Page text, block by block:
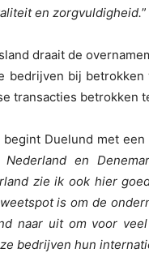
en zorgvuldigheid.”
draait de
bedrijven bij
transacties betrokken
Duelund met
en
zie ik ook hier
is om de
naar uit om voor
bedrijven hun